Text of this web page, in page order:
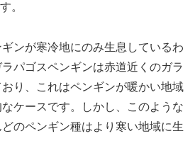
。
ンが寒冷地にのみ生息しているわ
パゴスペンギンは赤道近くのガラ
り、これはペンギンが暖かい地域
ケースです。しかし、このような
のペンギン種はより寒い地域に生